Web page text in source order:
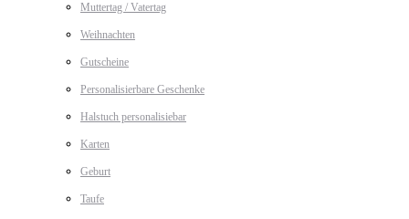
Muttertag / Vatertag
Weihnachten
Gutscheine
Personalisierbare Geschenke
Halstuch personalisiebar
Karten
Geburt
Taufe